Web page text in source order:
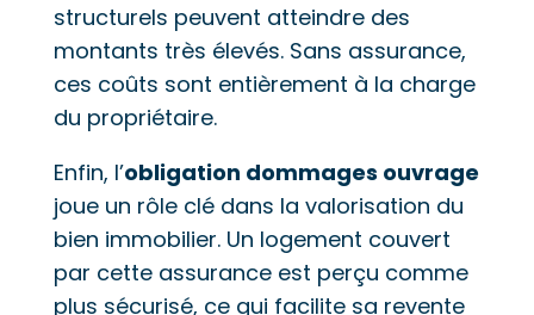
structurels peuvent atteindre des
montants très élevés. Sans assurance,
ces coûts sont entièrement à la charge
du propriétaire.
Enfin, l’obligation dommages ouvrage
joue un rôle clé dans la valorisation du
bien immobilier. Un logement couvert
par cette assurance est perçu comme
plus sécurisé, ce qui facilite sa revente